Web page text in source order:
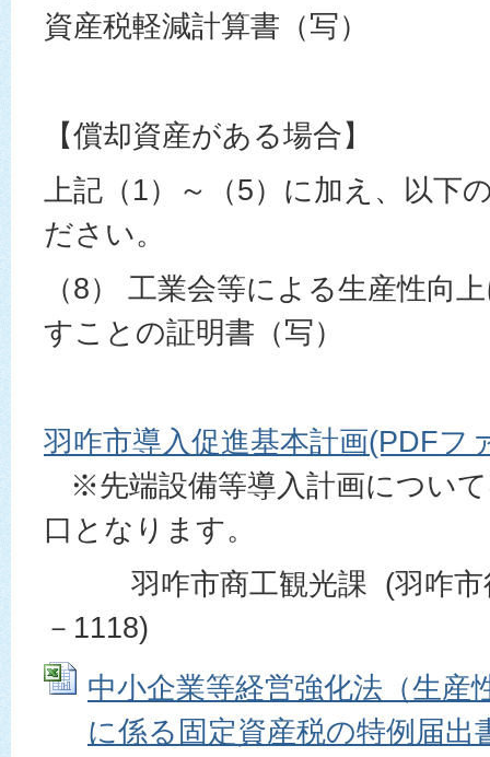
資産税軽減計算書（写）
【償却資産がある場合】
上記（1）～（5）に加え、以下
ださい。
（8） 工業会等による生産性向
すことの証明書（写）
羽咋市導入促進基本計画(PDFフ
※先端設備等導入計画につい
口となります。
羽咋市商工観光課 (羽咋市
－1118)
中小企業等経営強化法（生産
に係る固定資産税の特例届